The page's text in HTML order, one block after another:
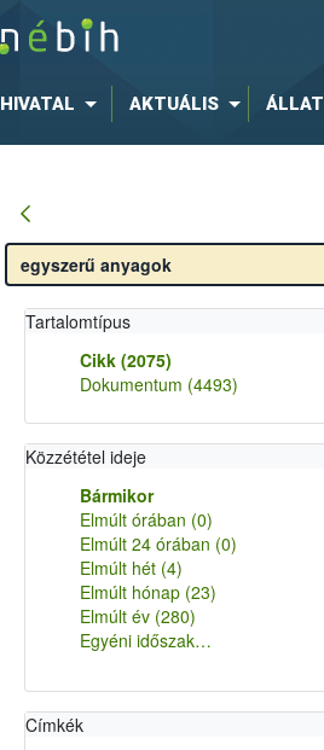
HIVATAL AKTUÁLIS ÁLLAT
Tartalomtípus
Cikk (2075)
Dokumentum (4493)
Közzététel ideje
Bármikor
Elmúlt órában (0)
Elmúlt 24 órában (0)
Elmúlt hét (4)
Elmúlt hónap (23)
Elmúlt év (280)
Egyéni időszak…
Címkék